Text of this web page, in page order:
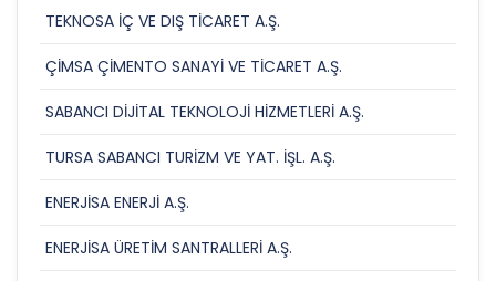
TEKNOSA İÇ VE DIŞ TİCARET A.Ş.
ÇİMSA ÇİMENTO SANAYİ VE TİCARET A.Ş.
SABANCI DİJİTAL TEKNOLOJİ HİZMETLERİ A.Ş.
TURSA SABANCI TURİZM VE YAT. İŞL. A.Ş.
ENERJİSA ENERJİ A.Ş.
ENERJİSA ÜRETİM SANTRALLERİ A.Ş.